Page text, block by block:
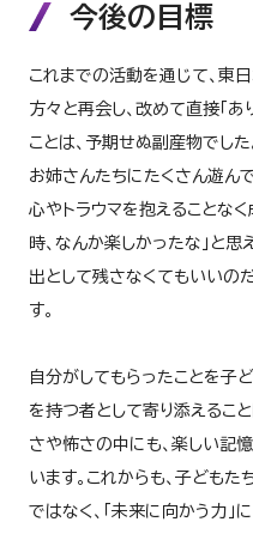
今後の目標
これまでの活動を通じて、東
方々と再会し、改めて直接「
ことは、予期せぬ副産物でし
お姉さんたちにたくさん遊ん
心やトラウマを抱えることなく
時、なんか楽しかったな」と
出として残さなくてもいいの
す。
自分がしてもらったことを子
を持つ者として寄り添えるこ
さや怖さの中にも、楽しい記
います。これからも、子ども
ではなく、「未来に向かう力」